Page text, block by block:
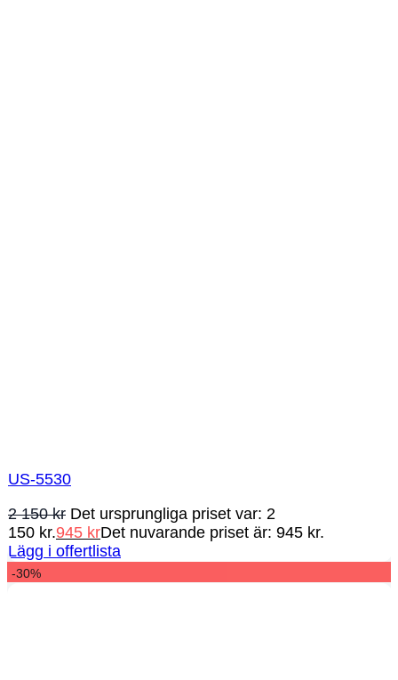
US-5530
2 150kr Det ursprungliga priset var: 2
150 kr.945 krDet nuvarande priset är: 945 kr.
Lägg i offertlista
-30%